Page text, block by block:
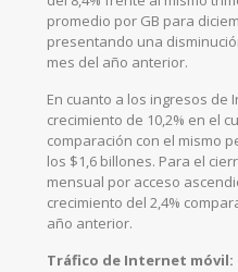
promedio por GB para
presentando una
mes del año anterior.
En cuanto a los ingresos
crecimiento de 10,2% en el
comparación con el mismo
los $1,6 billones. Para el
mensual por acceso
crecimiento del 2,4%
año anterior.
Tráfico de Internet móvil: